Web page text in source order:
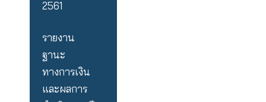
ทางการเงิน
และผลการ
ดำเนินงานปี
2562